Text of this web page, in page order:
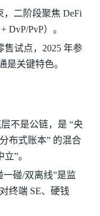
，二阶段聚焦 DeFi
DvP/PvP）。
售试点，2025 年参
是关键特色。
不是公链，是 “央
布式账本” 的混合
”。
一碰/双离线”是监
终端 SE、硬钱